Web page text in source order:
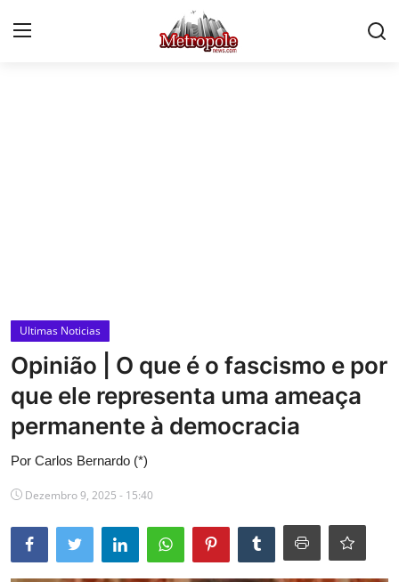
Economia
Politica
Educação
Cultura
Galeria
Ultimas Noticias
Opinião | O que é o fascismo e por
que ele representa uma ameaça
permanente à democracia
Por Carlos Bernardo (*)
Dezembro 9, 2025 - 15:40